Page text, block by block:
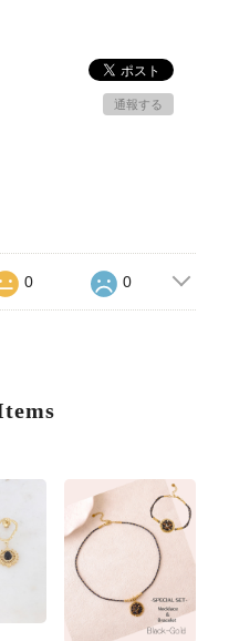
通報する
0 0